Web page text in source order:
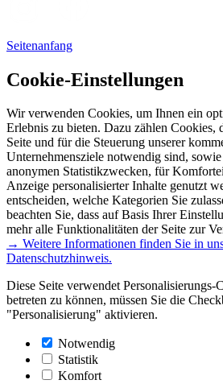
Seitenanfang
Cookie-Einstellungen
Wir verwenden Cookies, um Ihnen ein
Erlebnis zu bieten. Dazu zählen Cookies,
Seite und für die Steuerung unserer
Unternehmensziele notwendig sind,
anonymen Statistikzwecken, für
Anzeige personalisierter Inhalte genutzt
entscheiden, welche Kategorien Sie
beachten Sie, dass auf Basis Ihrer
mehr alle Funktionalitäten der Seite zur
→ Weitere Informationen finden Sie in
Datenschutzhinweis.
Diese Seite verwendet Personalisierungs-
betreten zu können, müssen Sie die
"Personalisierung" aktivieren.
Notwendig
Statistik
Komfort